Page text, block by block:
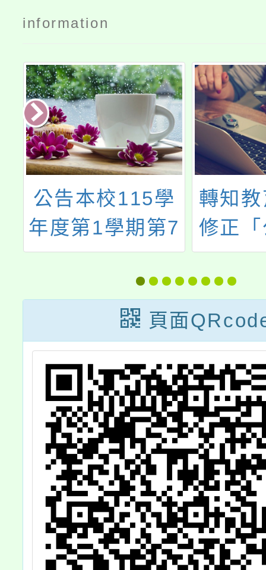
information
轉知教育部檢送
修正「公立中小
學校導師及特殊
教育職務加給
表」（核定本）
1份，並自115年
2月1日生效
行政
總處
部就
作法
項規
1份，
8月
頁面